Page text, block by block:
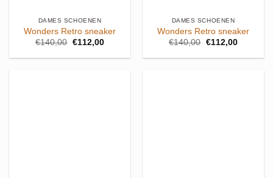
DAMES SCHOENEN
Wonders Retro sneaker
€140,00 Oorspronkelijke
was:
€112,00Huidige
is:
DAMES SCHOENEN
Wonders Retro sneaker
€140,00 Oorspronkelijke
was:
€112,00Huidige
is: